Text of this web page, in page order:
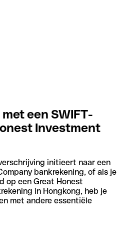
een SWIFT-
Investment
initieert naar een
bankrekening, of als je
op een Great Honest
in Hongkong, heb je
met andere essentiële